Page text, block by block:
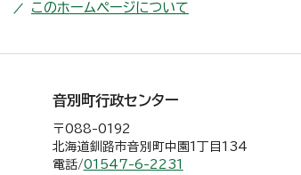
このホームページについて
音別町行政センター
〒088-0192
北海道釧路市音別町中園1丁目134
電話/01547-6-2231